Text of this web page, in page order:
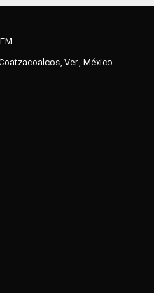
Ver., México